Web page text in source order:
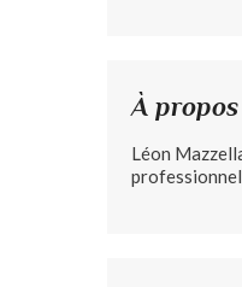
À propos
Léon
professionnel